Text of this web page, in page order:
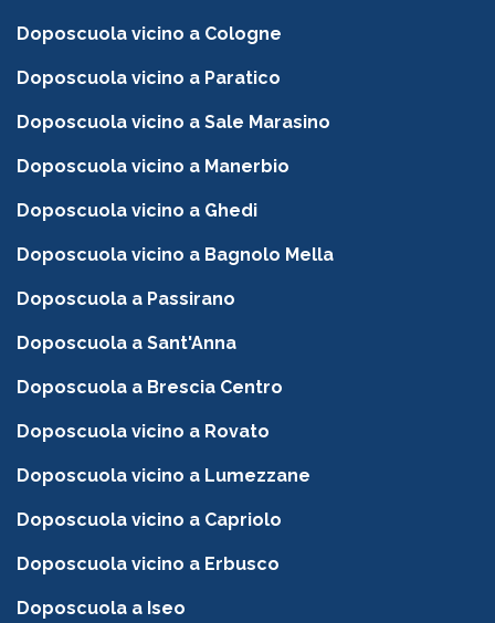
Doposcuola vicino a Cologne
Doposcuola vicino a Paratico
Doposcuola vicino a Sale Marasino
Doposcuola vicino a Manerbio
Doposcuola vicino a Ghedi
Doposcuola vicino a Bagnolo Mella
Doposcuola a Passirano
Doposcuola a Sant'Anna
Doposcuola a Brescia Centro
Doposcuola vicino a Rovato
Doposcuola vicino a Lumezzane
Doposcuola vicino a Capriolo
Doposcuola vicino a Erbusco
Doposcuola a Iseo